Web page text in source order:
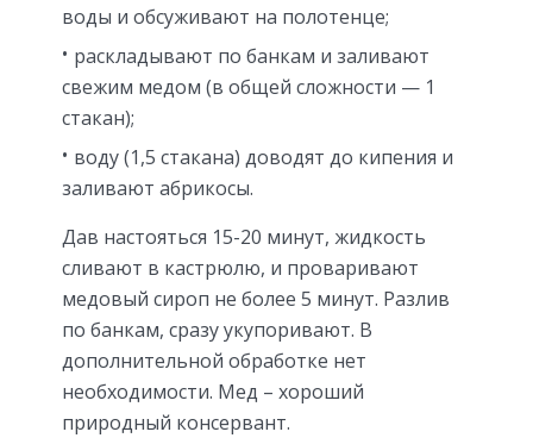
воды и обсуживают на полотенце;
раскладывают по банкам и заливают
свежим медом (в общей сложности — 1
стакан);
воду (1,5 стакана) доводят до кипения и
заливают абрикосы.
Дав настояться 15-20 минут, жидкость
сливают в кастрюлю, и проваривают
медовый сироп не более 5 минут. Разлив
по банкам, сразу укупоривают. В
дополнительной обработке нет
необходимости. Мед – хороший
природный консервант.